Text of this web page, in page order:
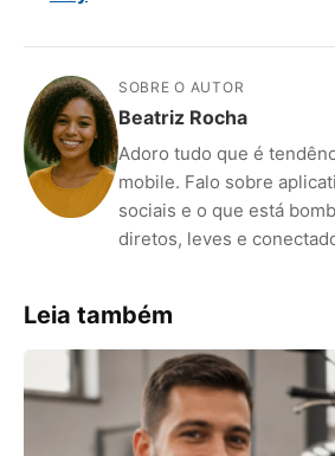
SOBRE O AUTOR
Beatriz Rocha
Adoro tudo que é
mobile. Falo sobre
sociais e o que está
diretos, leves e
Leia também